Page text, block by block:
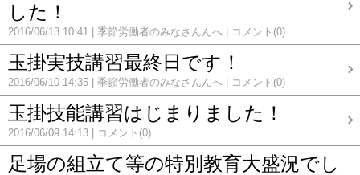
した！
2016/06/13 10:41 季節労働者のみなさんんへ コメント(0)
玉掛実技講習最終日です！
2016/06/10 14:35 季節労働者のみなさんんへ コメント(0)
玉掛技能講習はじまりました！
2016/06/09 14:13 コメント(0)
足場の組立て等の特別教育大盛況でし